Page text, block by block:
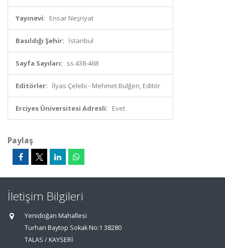
Yayınevi: Ensar Neşriyat
Basıldığı Şehir: İstanbul
Sayfa Sayıları: ss.438-468
Editörler: İlyas Çelebi - Mehmet Bulğen, Editör
Erciyes Üniversitesi Adresli: Evet
Paylaş
İletişim Bilgileri
Yenidoğan Mahallesi
Turhan Baytop Sokak No:1 38280
TALAS / KAYSERİ